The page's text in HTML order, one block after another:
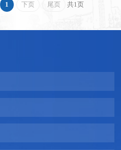
1 下页 尾页 共1页